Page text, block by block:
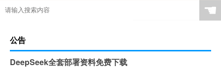
☚
公告
DeepSeek全套部署资料免费下载